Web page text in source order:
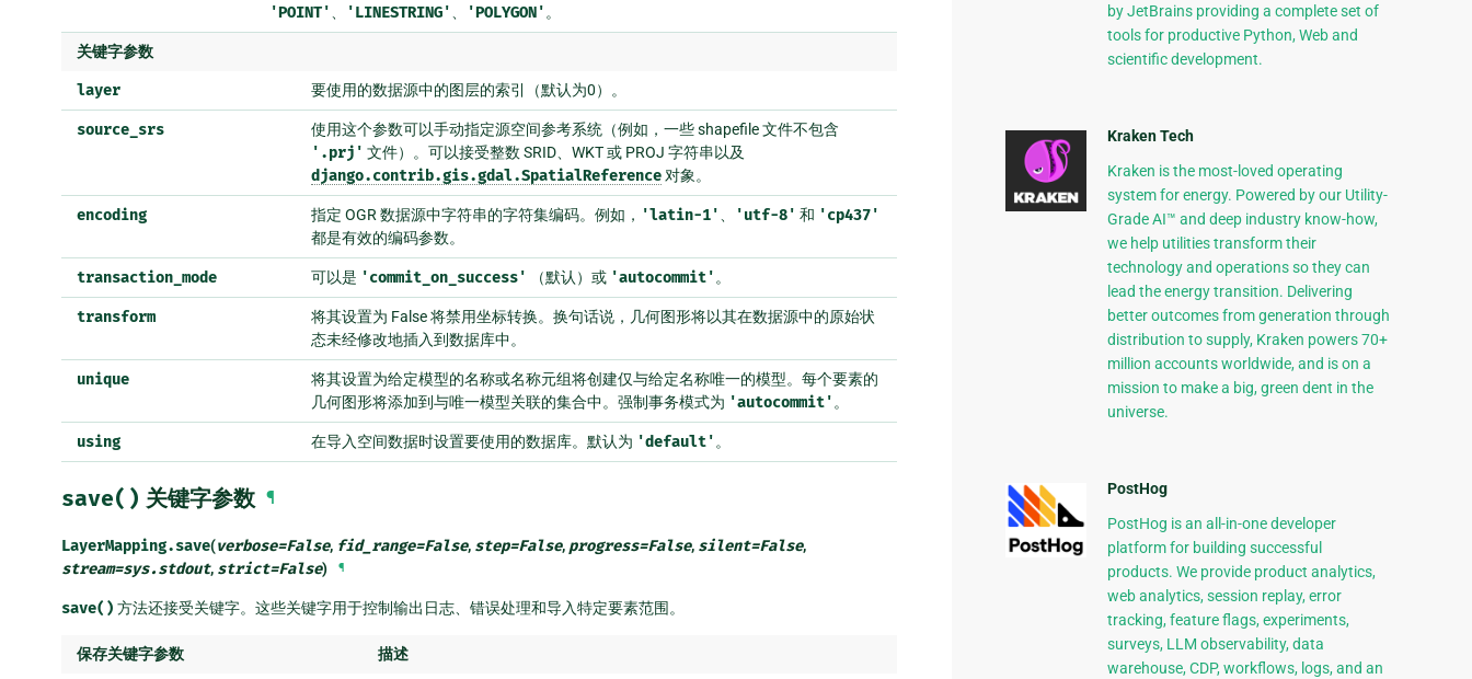
'POINT'、 'LINESTRING'、 'POLYGON'。
关键字参数
layer 要使用的数据源中的图层的索引（默认为0）。
source_srs 使用这个参数可以手动指定源空间参考系统（例如，一些 shapefile 文件不包含
'.prj' 文件）。可以接受整数 SRID、WKT 或 PROJ 字符串以及
django.contrib.gis.gdal.SpatialReference对象。
encoding 指定 OGR 数据源中字符串的字符集编码。例如， 'latin-1'、 'utf-8' 和 'cp437'
都是有效的编码参数。
transaction_mode 可以是 'commit_on_success' （默认）或 'autocommit'。
transform
将其设置为 False 将禁用坐标转换。换句话说，几何图形将以其在数据源中的原始状
态未经修改地插入到数据库中。
unique
将其设置为给定模型的名称或名称元组将创建仅与给定名称唯一的模型。每个要素的
几何图形将添加到与唯一模型关联的集合中。强制事务模式为 'autocommit'。
using 在导入空间数据时设置要使用的数据库。默认为 'default'。
save() 关键字参数 ¶
LayerMapping.save(verbose=False, fid_range=False, step=False, progress=False, silent=False,
stream=sys.stdout, strict=False) ¶
save() 方法还接受关键字。这些关键字用于控制输出日志、错误处理和导入特定要素范围。
保存关键字参数 描述
by JetBrains providing a complete set of
tools for productive Python, Web and
scientific development.
Kraken Tech
Kraken is the most-loved operating
system for energy. Powered by our Utility-
Grade AI™ and deep industry know-how,
we help utilities transform their
technology and operations so they can
lead the energy transition. Delivering
better outcomes from generation through
distribution to supply, Kraken powers 70+
million accounts worldwide, and is on a
mission to make a big, green dent in the
universe.
PostHog
PostHog is an all-in-one developer
platform for building successful
products. We provide product analytics,
web analytics, session replay, error
tracking, feature flags, experiments,
surveys, LLM observability, data
warehouse, CDP, workflows, logs, and an